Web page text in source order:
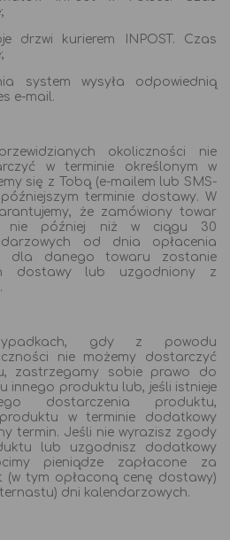
drzwi kurierem INPOST. Czas
system wysyła odpowiednią
e-mail.
okoliczności nie
w terminie określonym w
się z Tobą (e-mailem lub SMS-
terminie dostawy. W
że zamówiony towar
nie później niż w ciągu 30
od dnia opłacenia
dla danego towaru zostanie
dostawy lub uzgodniony z
gdy z powodu
nie możemy dostarczyć
zastrzegamy sobie prawo do
innego produktu lub, jeśli istnieje
dostarczenia produktu,
w terminie dodatkowy
termin. Jeśli nie wyrazisz zgody
lub uzgodnisz dodatkowy
pieniądze zapłacone za
tym opłaconą cenę dostawy)
dni kalendarzowych.